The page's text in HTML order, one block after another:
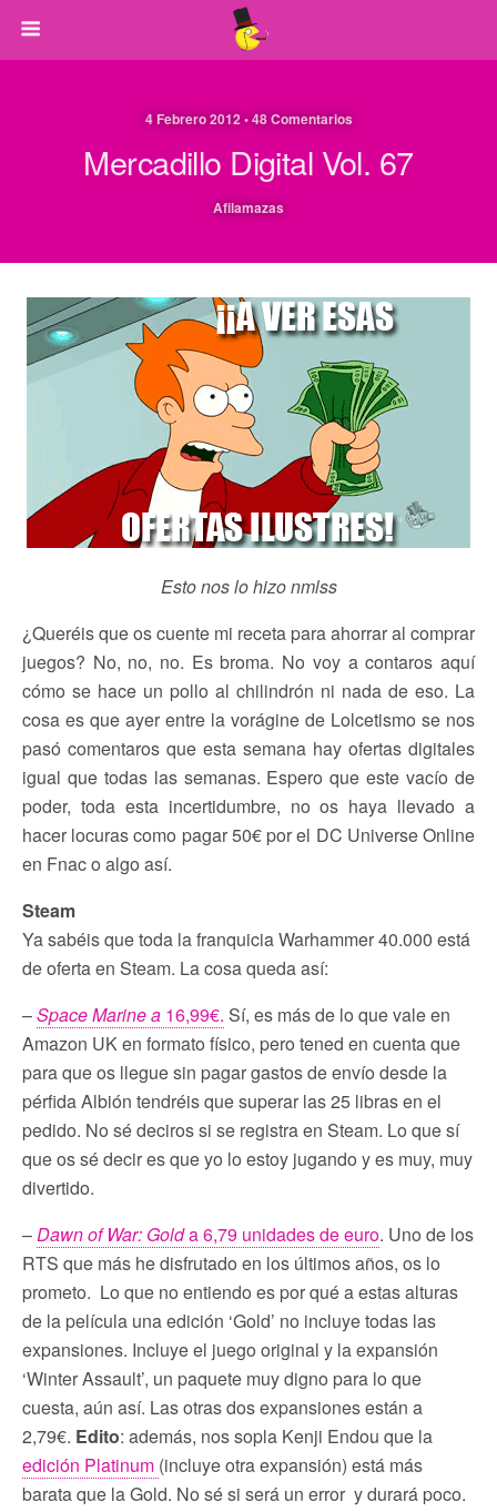
4 Febrero 2012 • 48 Comentarios
Mercadillo Digital Vol. 67
Afilamazas
Esto nos lo hizo nmlss
¿Queréis que os cuente mi receta para ahorrar al comprar
juegos? No, no, no. Es broma. No voy a contaros aquí
cómo se hace un pollo al chilindrón ni nada de eso. La
cosa es que ayer entre la vorágine de Lolcetismo se nos
pasó comentaros que esta semana hay ofertas digitales
igual que todas las semanas. Espero que este vacío de
poder, toda esta incertidumbre, no os haya llevado a
hacer locuras como pagar 50€ por el DC Universe Online
en Fnac o algo así.
Steam
Ya sabéis que toda la franquicia Warhammer 40.000 está
de oferta en Steam. La cosa queda así:
–Space Marine a 16,99€. Sí, es más de lo que vale en
Amazon UK en formato físico, pero tened en cuenta que
para que os llegue sin pagar gastos de envío desde la
pérfida Albión tendréis que superar las 25 libras en el
pedido. No sé deciros si se registra en Steam. Lo que sí
que os sé decir es que yo lo estoy jugando y es muy, muy
divertido.
–Dawn of War: Golda 6,79 unidades de euro. Uno de los
RTS que más he disfrutado en los últimos años, os lo
prometo. Lo que no entiendo es por qué a estas alturas
de la película una edición ‘Gold’ no incluye todas las
expansiones. Incluye el juego original y la expansión
‘Winter Assault’, un paquete muy digno para lo que
cuesta, aún así. Las otras dos expansiones están a
2,79€. Edito: además, nos sopla Kenji Endou que la
edición Platinum (incluye otra expansión) está más
barata que la Gold. No sé si será un error y durará poco.